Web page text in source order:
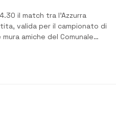
il match tra l’Azzurra
valida per il campionato di
amiche del Comunale
giorni scorsi è stato diramato
tesissima, tra le due